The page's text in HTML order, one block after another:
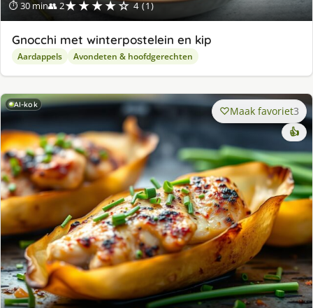
⏱ 30 min👥 2★★★★☆ 4 (1)
Gnocchi met winterpostelein en kip
Aardappels Avondeten & hoofdgerechten
AI-kok Maak favoriet3
👍